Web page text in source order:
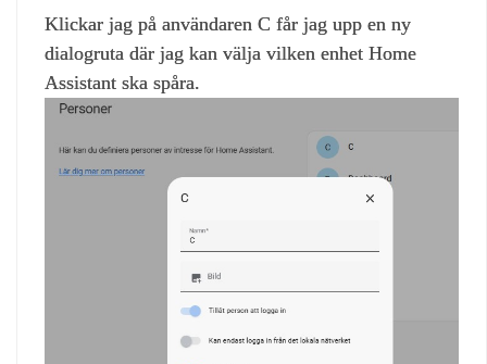
Klickar jag på användaren C får jag upp en ny
dialogruta där jag kan välja vilken enhet Home
Assistant ska spåra.